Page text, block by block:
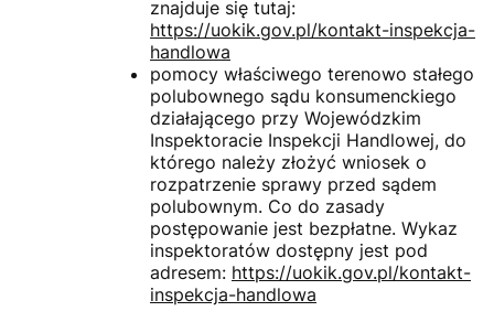
znajduje się tutaj:
https://uokik.gov.pl/kontakt-inspekcja-
handlowa
pomocy właściwego terenowo stałego
polubownego sądu konsumenckiego
działającego przy Wojewódzkim
Inspektoracie Inspekcji Handlowej, do
którego należy złożyć wniosek o
rozpatrzenie sprawy przed sądem
polubownym. Co do zasady
postępowanie jest bezpłatne. Wykaz
inspektoratów dostępny jest pod
adresem: https://uokik.gov.pl/kontakt-
inspekcja-handlowa